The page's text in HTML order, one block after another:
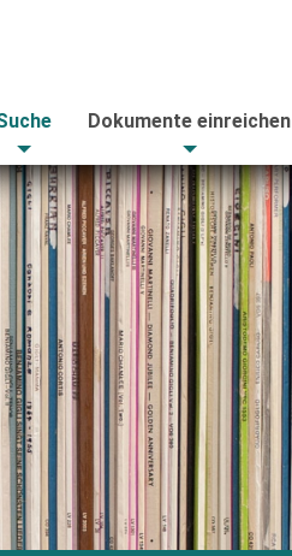
Dokumente einreichen